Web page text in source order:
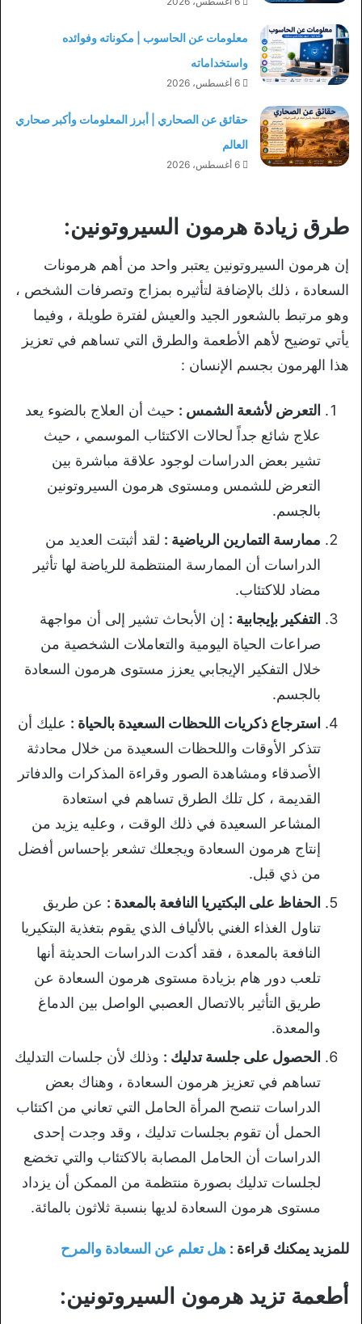
معلومات عن الحاسوب | مكوناته وفوائده
واستخداماته
6 أغسطس، 2026
حقائق عن الصحاري | أبرز المعلومات وأكبر صحاري
العالم
6 أغسطس، 2026
طرق زيادة هرمون السيروتونين:
إن هرمون السيروتونين يعتبر واحد من أهم هرمونات
السعادة ، ذلك بالإضافة لتأثيره بمزاج وتصرفات الشخص ،
وهو مرتبط بالشعور الجيد والعيش لفترة طويلة ، وفيما
يأتي توضيح لأهم الأطعمة والطرق التي تساهم في تعزيز
هذا الهرمون بجسم الإنسان :
التعرض لأشعة الشمس : حيث أن العلاج بالضوء يعد
علاج شائع جداً لحالات الاكتئاب الموسمي ، حيث
تشير بعض الدراسات لوجود علاقة مباشرة بين
التعرض للشمس ومستوى هرمون السيروتونين
بالجسم.
ممارسة التمارين الرياضية : لقد أثبتت العديد من
الدراسات أن الممارسة المنتظمة للرياضة لها تأثير
مضاد للاكتئاب.
التفكير بإيجابية : إن الأبحاث تشير إلى أن مواجهة
صراعات الحياة اليومية والتعاملات الشخصية من
خلال التفكير الإيجابي يعزز مستوى هرمون السعادة
بالجسم.
استرجاع ذكريات اللحظات السعيدة بالحياة : عليك أن
تتذكر الأوقات واللحظات السعيدة من خلال محادثة
الأصدقاء ومشاهدة الصور وقراءة المذكرات والدفاتر
القديمة ، كل تلك الطرق تساهم في استعادة
المشاعر السعيدة في ذلك الوقت ، وعليه يزيد من
إنتاج هرمون السعادة ويجعلك تشعر بإحساس أفضل
من ذي قبل.
الحفاظ على البكتيريا النافعة بالمعدة : عن طريق
تناول الغذاء الغني بالألياف الذي يقوم بتغذية البتكيريا
النافعة بالمعدة ، فقد أكدت الدراسات الحديثة أنها
تلعب دور هام بزيادة مستوى هرمون السعادة عن
طريق التأثير بالاتصال العصبي الواصل بين الدماغ
والمعدة.
الحصول على جلسة تدليك : وذلك لأن جلسات التدليك
تساهم في تعزيز هرمون السعادة ، وهناك بعض
الدراسات تنصح المرأة الحامل التي تعاني من اكتئاب
الحمل أن تقوم بجلسات تدليك ، وقد وجدت إحدى
الدراسات أن الحامل المصابة بالاكتئاب والتي تخضع
لجلسات تدليك بصورة منتظمة من الممكن أن يزداد
مستوى هرمون السعادة لديها بنسبة ثلاثون بالمائة.
للمزيد يمكنك قراءة : هل تعلم عن السعادة والمرح
أطعمة تزيد هرمون السيروتونين: